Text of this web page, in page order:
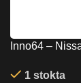
Inno64 –
1 stokta